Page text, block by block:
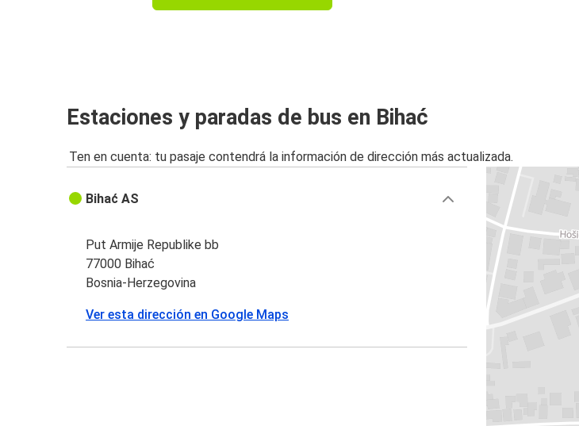
Estaciones y paradas de bus en Bihać
Ten en cuenta: tu pasaje contendrá la información de dirección más actualizada.
Bihać AS
Put Armije Republike bb
77000 Bihać
Bosnia-Herzegovina
Ver esta dirección en Google Maps